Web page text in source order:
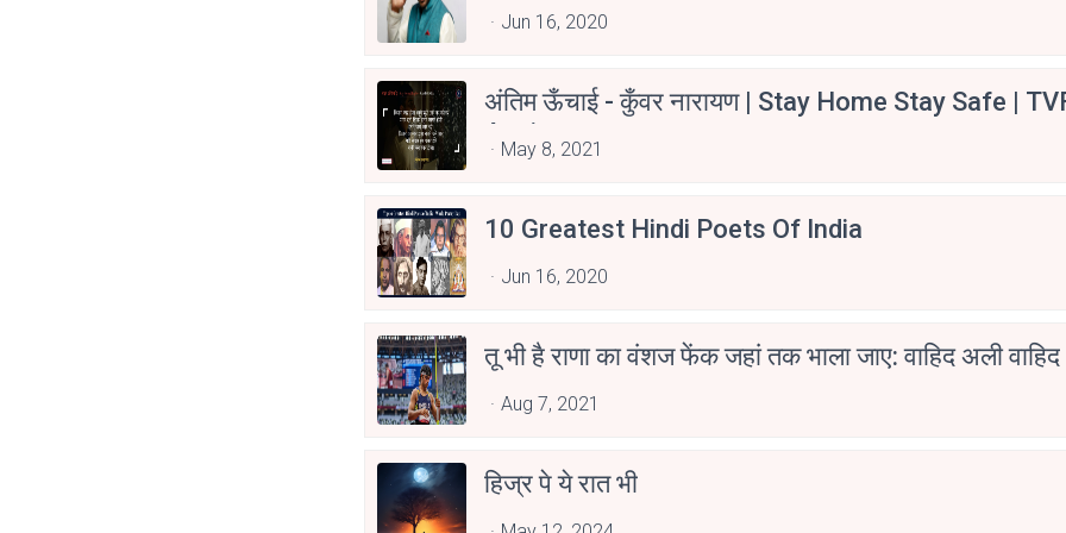
Jun 16, 2020
अंतिम ऊँचाई - कुँवर नारायण | Stay Home Stay Safe |
Aspirants
May 8, 2021
10 Greatest Hindi Poets Of India
Jun 16, 2020
तू भी है राणा का वंशज फेंक जहां तक भाला जाए: वाहिद अली वाहिद
Aug 7, 2021
हिज्र पे ये रात भी